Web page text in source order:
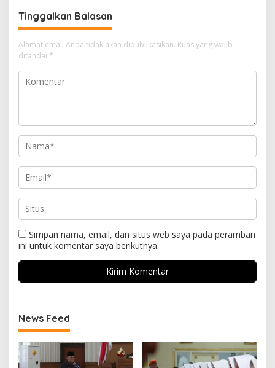
Tinggalkan Balasan
Alamat email Anda tidak akan dipublikasikan. Ruas yang wajib
ditandai *
Simpan nama, email, dan situs web saya pada peramban
ini untuk komentar saya berikutnya.
News Feed